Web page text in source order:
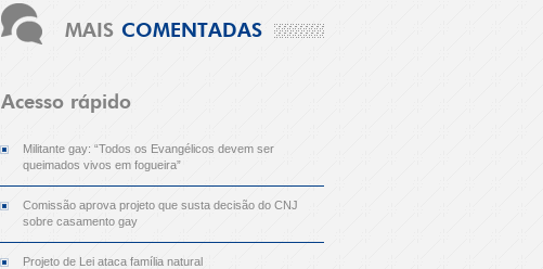
MAIS COMENTADAS
Acesso rápido
Militante gay: “Todos os Evangélicos devem ser
queimados vivos em fogueira”
Comissão aprova projeto que susta decisão do CNJ
sobre casamento gay
Projeto de Lei ataca família natural